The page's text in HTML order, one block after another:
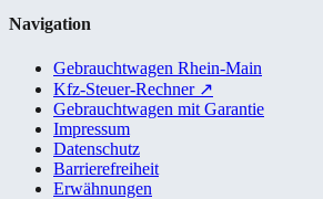
Navigation
Gebrauchtwagen Rhein-Main
Kfz-Steuer-Rechner ↗
Gebrauchtwagen mit Garantie
Impressum
Datenschutz
Barrierefreiheit
Erwähnungen